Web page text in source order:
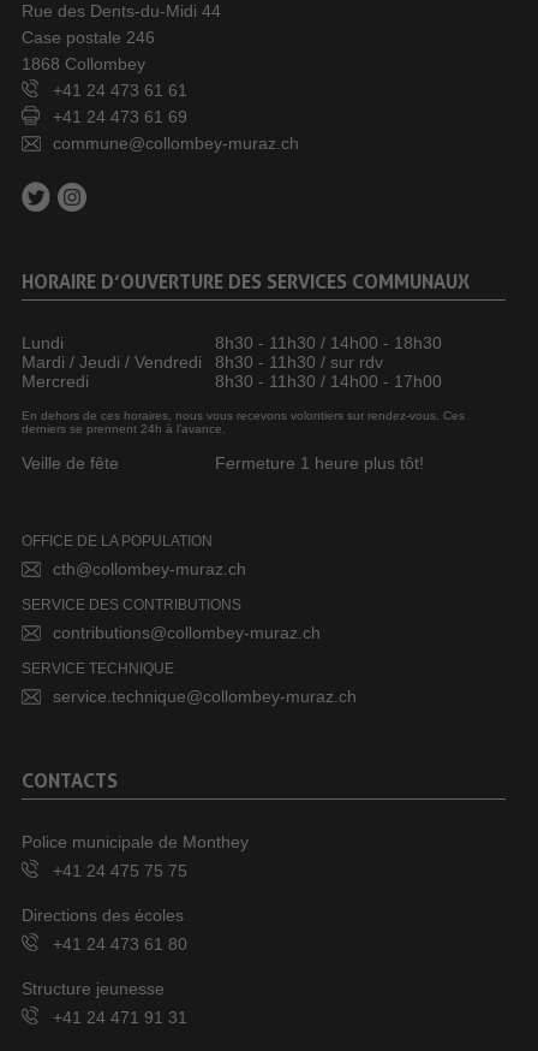
Rue des Dents-du-Midi 44
Case postale 246
1868 Collombey
+41 24 473 61 61
+41 24 473 61 69
commune@collombey-muraz.ch
HORAIRE D’OUVERTURE DES SERVICES COMMUNAUX
Lundi
8h30 - 11h30 / 14h00 - 18h30
Mardi / Jeudi / Vendredi
8h30 - 11h30 / sur rdv
Mercredi
8h30 - 11h30 / 14h00 - 17h00
En dehors de ces horaires, nous vous recevons volontiers sur rendez-vous. Ces
derniers se prennent 24h à l’avance.
Veille de fête Fermeture 1 heure plus tôt!
OFFICE DE LA POPULATION
cth@collombey-muraz.ch
SERVICE DES CONTRIBUTIONS
contributions@collombey-muraz.ch
SERVICE TECHNIQUE
service.technique@collombey-muraz.ch
CONTACTS
Police municipale de Monthey
+41 24 475 75 75
Directions des écoles
+41 24 473 61 80
Structure jeunesse
+41 24 471 91 31